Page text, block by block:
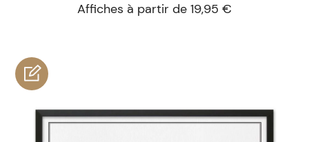
Affiches à partir de 19,95 €